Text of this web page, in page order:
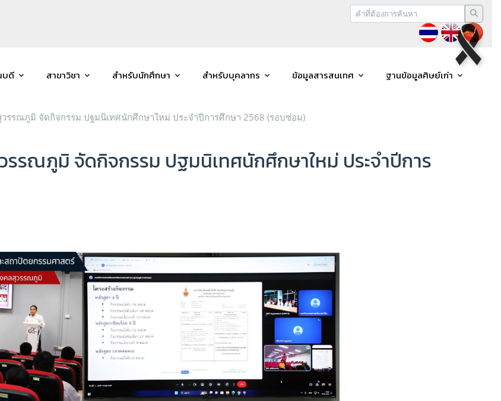
บดี สาขาวิชา สำหรับนักศึกษา สำหรับบุคลากร ข้อมูลสารสนเทศ ฐานข้อมูลศิษย์เก่า
รรณภูมิ จัดกิจกรรม ปฐมนิเทศนักศึกษาใหม่ ประจำปีการศึกษา 2568 (รอบซ่อม)
รณภูมิ จัดกิจกรรม ปฐมนิเทศนักศึกษาใหม่ ประจำปีการ